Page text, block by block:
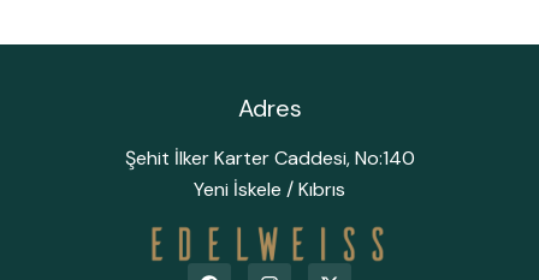
Adres
Şehit İlker Karter Caddesi, No:140
Yeni İskele / Kıbrıs